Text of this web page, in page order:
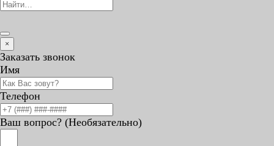
×
Заказать звонок
Имя
Телефон
Ваш вопрос? (Необязательно)